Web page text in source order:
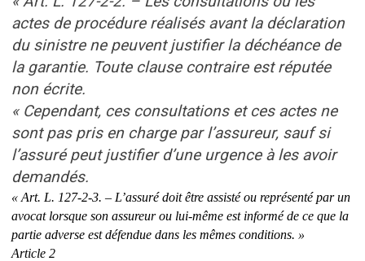
actes de procédure réalisés avant la déclaration
du sinistre ne peuvent justifier la déchéance de
la garantie. Toute clause contraire est réputée
non écrite.
« Cependant, ces consultations et ces actes ne
sont pas pris en charge par l’assureur, sauf si
l’assuré peut justifier d’une urgence à les avoir
demandés.
« Art. L. 127-2-3. – L’assuré doit être assisté ou représenté par un
avocat lorsque son assureur ou lui-même est informé de ce que la
partie adverse est défendue dans les mêmes conditions. »
Article 2